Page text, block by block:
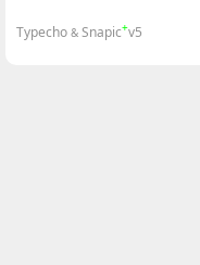
Typecho & Snapic+v5